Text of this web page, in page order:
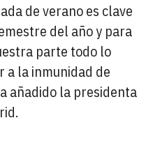
de verano es clave
del año y para
parte todo lo
a la inmunidad de
añadido la presidenta